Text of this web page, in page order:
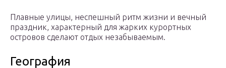
Плавные улицы, неспешный ритм жизни и вечный
праздник, характерный для жарких курортных
островов сделают отдых незабываемым.
География